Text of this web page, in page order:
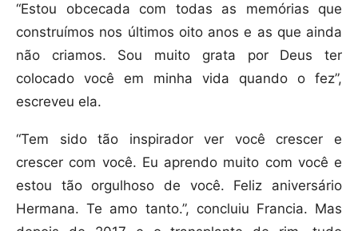
“Estou obcecada com todas as memórias que
construímos nos últimos oito anos e as que ainda
não criamos. Sou muito grata por Deus ter
colocado você em minha vida quando o fez”,
escreveu ela.
“Tem sido tão inspirador ver você crescer e
crescer com você. Eu aprendo muito com você e
estou tão orgulhoso de você. Feliz aniversário
Hermana. Te amo tanto.”, concluiu Francia. Mas